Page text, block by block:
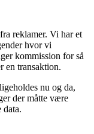
reklamer. Vi har et
hvor vi
kommission for så
en transaktion.
nu og da,
der måtte være
data.